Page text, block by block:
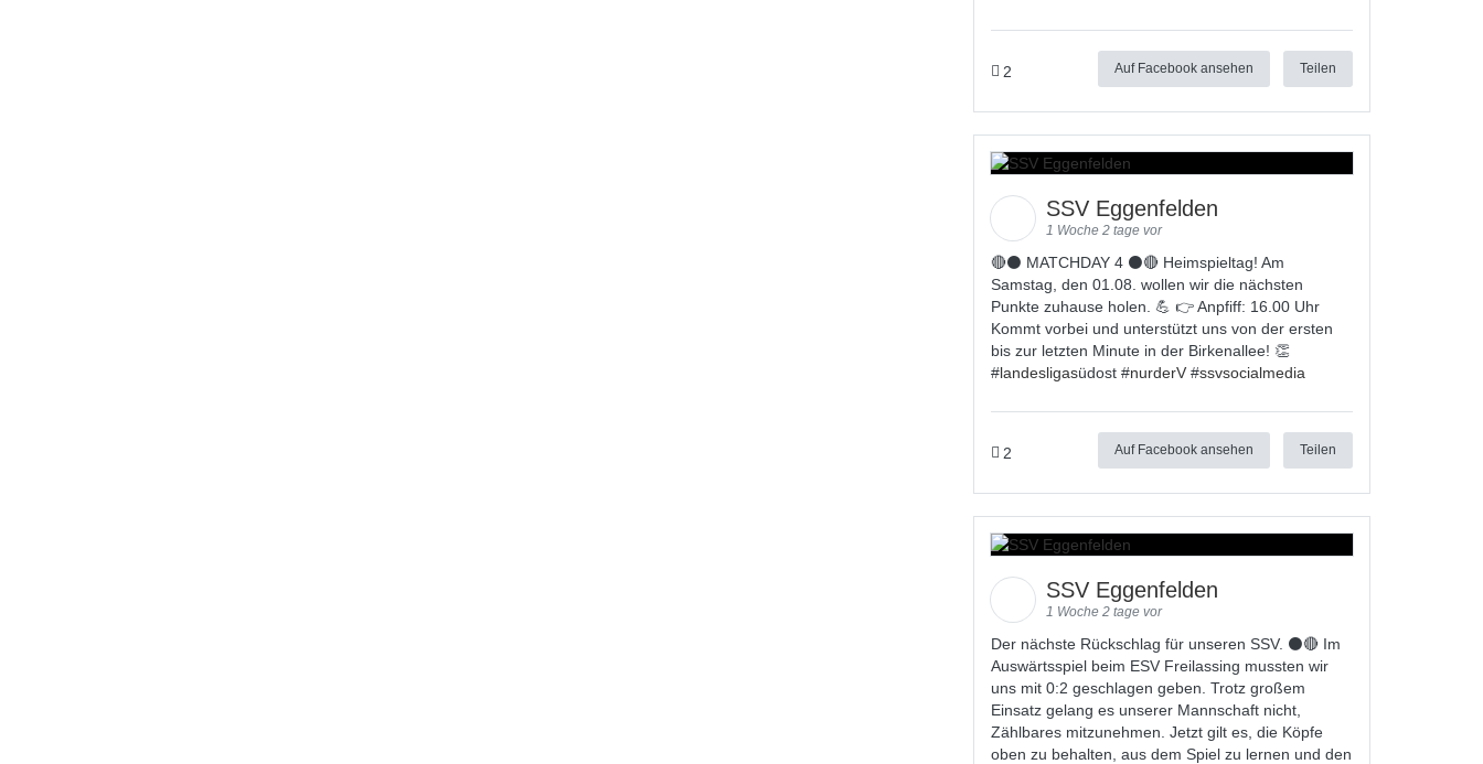
2 Auf Facebook ansehen Teilen
SSV Eggenfelden
1 Woche 2 tage vor
🔴⚫ MATCHDAY 4 ⚫🔴 Heimspieltag! Am
Samstag, den 01.08. wollen wir die nächsten
Punkte zuhause holen. 💪 👉 Anpfiff: 16.00 Uhr
Kommt vorbei und unterstützt uns von der ersten
bis zur letzten Minute in der Birkenallee! 👏
#landesligasüdost #nurderV #ssvsocialmedia
2 Auf Facebook ansehen Teilen
SSV Eggenfelden
1 Woche 2 tage vor
Der nächste Rückschlag für unseren SSV. ⚫🔴 Im
Auswärtsspiel beim ESV Freilassing mussten wir
uns mit 0:2 geschlagen geben. Trotz großem
Einsatz gelang es unserer Mannschaft nicht,
Zählbares mitzunehmen. Jetzt gilt es, die Köpfe
oben zu behalten, aus dem Spiel zu lernen und den